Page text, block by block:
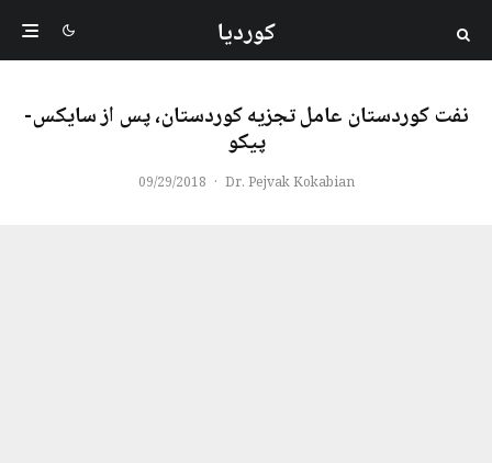
کوردیا
نفت کوردستان عامل تجزیه کوردستان، پس از سایکس-
پیکو
Dr. Pejvak Kokabian
·
09/29/2018